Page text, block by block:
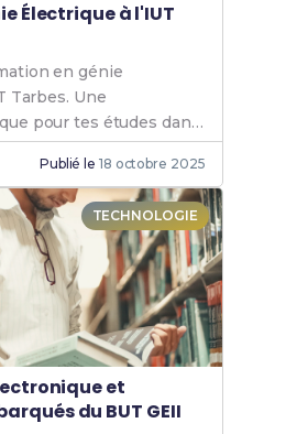
Électrique à l'IUT
en génie
Tarbes. Une
pour tes études dans
et innovant. Rejoins-
carrière.
Publié le 18 octobre 2025
TECHNOLOGIE
et
du BUT GEII